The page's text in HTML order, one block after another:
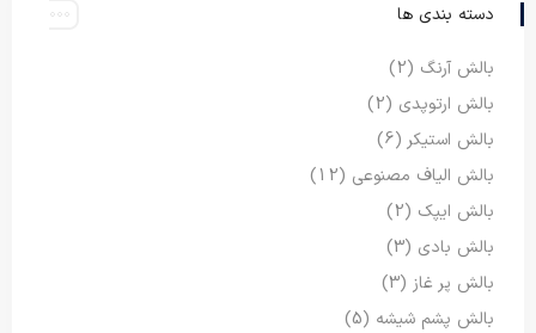
دسته بندی ها
بالش آرنگ (2)
بالش ارتوپدی (2)
بالش استیکر (6)
بالش الیاف مصنوعی (12)
بالش ایپک (2)
بالش بادی (3)
بالش پر غاز (3)
بالش پشم شیشه (5)